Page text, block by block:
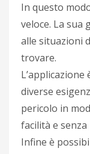
In questo
veloce. La sua
alle situazioni
trovare.
diverse
pericolo in
facilità e
Infine è